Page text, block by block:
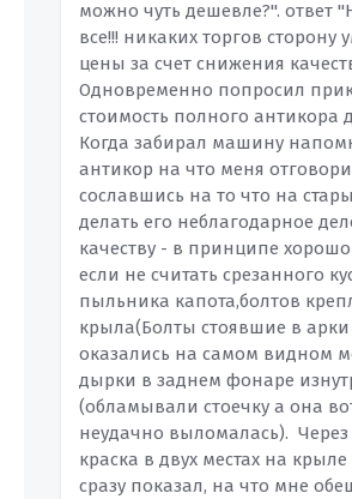
можно чуть дешевле?". ответ
все!!! никаких торгов сторону
цены за счет снижения
Одновременно попросил
стоимость полного антикора
Когда забирал машину
антикор на что меня
сославшись на то что на
делать его неблагодарное
качеству - в принципе
если не считать срезанного
пыльника капота,болтов
крыла(Болты стоявшие в арки
оказались на самом видном
дырки в заднем фонаре
(обламывали стоечку а она
неудачно выломалась). Через
краска в двух местах на крыле
сразу показал, на что мне